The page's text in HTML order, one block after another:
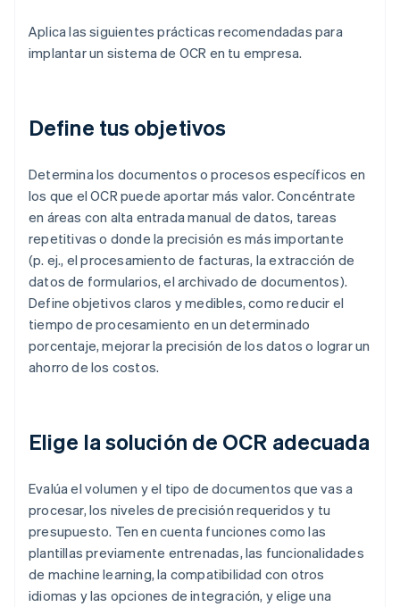
Aplica las siguientes prácticas recomendadas para
implantar un sistema de OCR en tu empresa.
Define tus objetivos
Determina los documentos o procesos específicos en
los que el OCR puede aportar más valor. Concéntrate
en áreas con alta entrada manual de datos, tareas
repetitivas o donde la precisión es más importante
(p. ej., el procesamiento de facturas, la extracción de
datos de formularios, el archivado de documentos).
Define objetivos claros y medibles, como reducir el
tiempo de procesamiento en un determinado
porcentaje, mejorar la precisión de los datos o lograr un
ahorro de los costos.
Elige la solución de OCR adecuada
Evalúa el volumen y el tipo de documentos que vas a
procesar, los niveles de precisión requeridos y tu
presupuesto. Ten en cuenta funciones como las
plantillas previamente entrenadas, las funcionalidades
de machine learning, la compatibilidad con otros
idiomas y las opciones de integración, y elige una